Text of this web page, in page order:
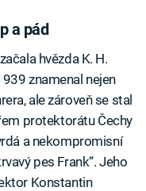
a pád
hvězda K. H.
znamenal nejen
ale zároveň se stal
protektorátu Čechy
a nekompromisní
pes Frank“. Jeho
Konstantin